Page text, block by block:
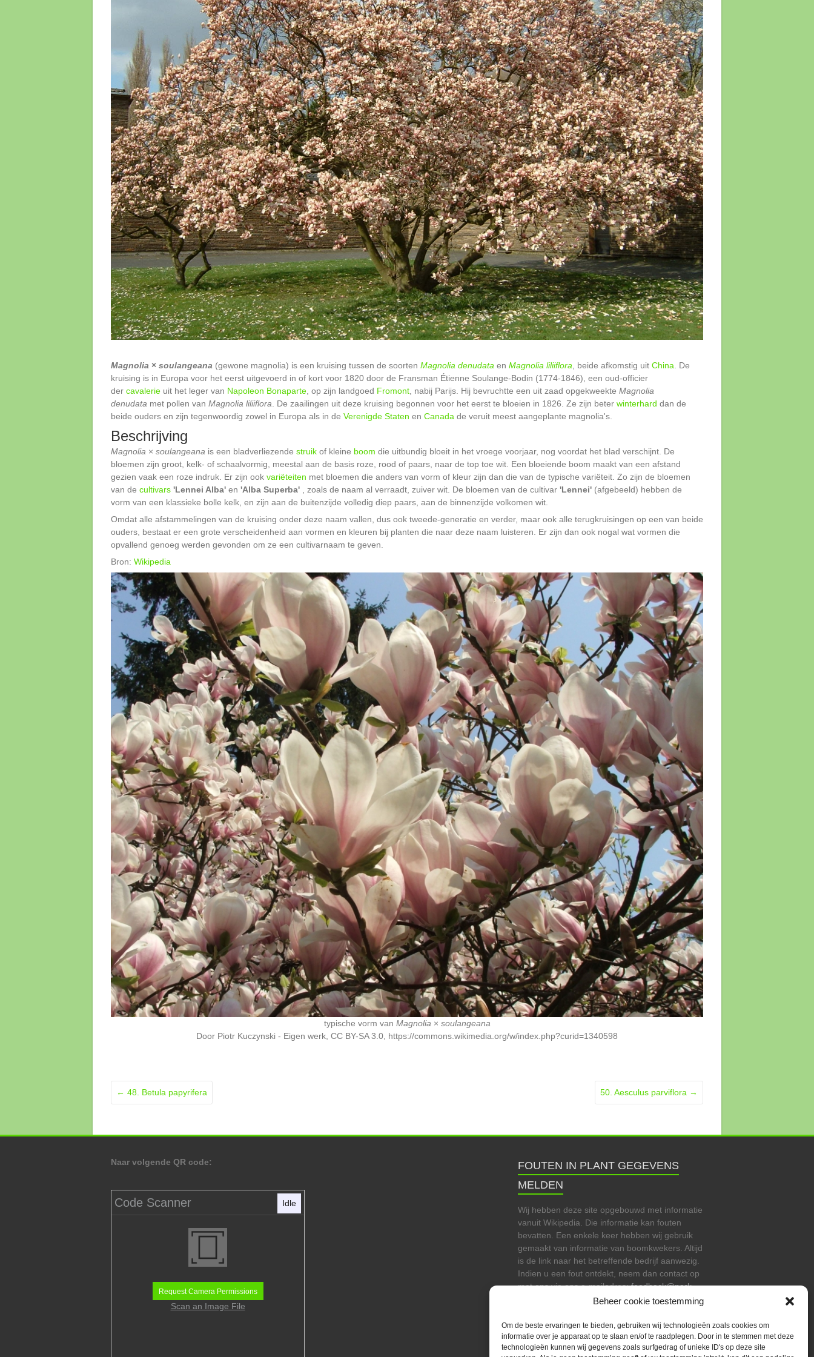
Beheer cookie toestemming
Om de beste ervaringen te bieden, gebruiken wij technologieën zoals cookies om
informatie over je apparaat op te slaan en/of te raadplegen. Door in te stemmen met deze
technologieën kunnen wij gegevens zoals surfgedrag of unieke ID's op deze site
Magnolia × soulangeana (gewone magnolia) is een kruising tussen de soorten Magnolia denudata en Magnolia liliiflora, beide afkomstig uit China. De
kruising is in Europa voor het eerst uitgevoerd in of kort voor 1820 door de Fransman Étienne Soulange-Bodin (1774-1846), een oud-officier
der cavalerie uit het leger van Napoleon Bonaparte, op zijn landgoed Fromont, nabij Parijs. Hij bevruchtte een uit zaad opgekweekte Magnolia
denudata met pollen van Magnolia liliiflora. De zaailingen uit deze kruising begonnen voor het eerst te bloeien in 1826. Ze zijn beter winterhard dan de
beide ouders en zijn tegenwoordig zowel in Europa als in de Verenigde Staten en Canada de veruit meest aangeplante magnolia's.
Beschrijving
Magnolia × soulangeana is een bladverliezende struik of kleine boom die uitbundig bloeit in het vroege voorjaar, nog voordat het blad verschijnt. De
bloemen zijn groot, kelk- of schaalvormig, meestal aan de basis roze, rood of paars, naar de top toe wit. Een bloeiende boom maakt van een afstand
gezien vaak een roze indruk. Er zijn ook variëteiten met bloemen die anders van vorm of kleur zijn dan die van de typische variëteit. Zo zijn de bloemen
van de cultivars 'Lennei Alba' en 'Alba Superba' , zoals de naam al verraadt, zuiver wit. De bloemen van de cultivar 'Lennei' (afgebeeld) hebben de
vorm van een klassieke bolle kelk, en zijn aan de buitenzijde volledig diep paars, aan de binnenzijde volkomen wit.
Omdat alle afstammelingen van de kruising onder deze naam vallen, dus ook tweede-generatie en verder, maar ook alle terugkruisingen op een van beide
ouders, bestaat er een grote verscheidenheid aan vormen en kleuren bij planten die naar deze naam luisteren. Er zijn dan ook nogal wat vormen die
opvallend genoeg werden gevonden om ze een cultivarnaam te geven.
Bron: Wikipedia
typische vorm van Magnolia × soulangeana
Door Piotr Kuczynski - Eigen werk, CC BY-SA 3.0, https://commons.wikimedia.org/w/index.php?curid=1340598
← 48. Betula papyrifera 50. Aesculus parviflora →
Naar volgende QR code:
Code Scanner Idle
Request Camera Permissions
Scan an Image File
FOUTEN IN PLANT GEGEVENS
MELDEN
Wij hebben deze site opgebouwd met informatie
vanuit Wikipedia. Die informatie kan fouten
bevatten. Een enkele keer hebben wij gebruik
gemaakt van informatie van boomkwekers. Altijd
is de link naar het betreffende bedrijf aanwezig.
Indien u een fout ontdekt, neem dan contact op
met ons via ons e-mailadres:feedback@park-
. Met uiteraard wat uw bevindingen
waar te vinden. Vast bij voorbaat onze dank.